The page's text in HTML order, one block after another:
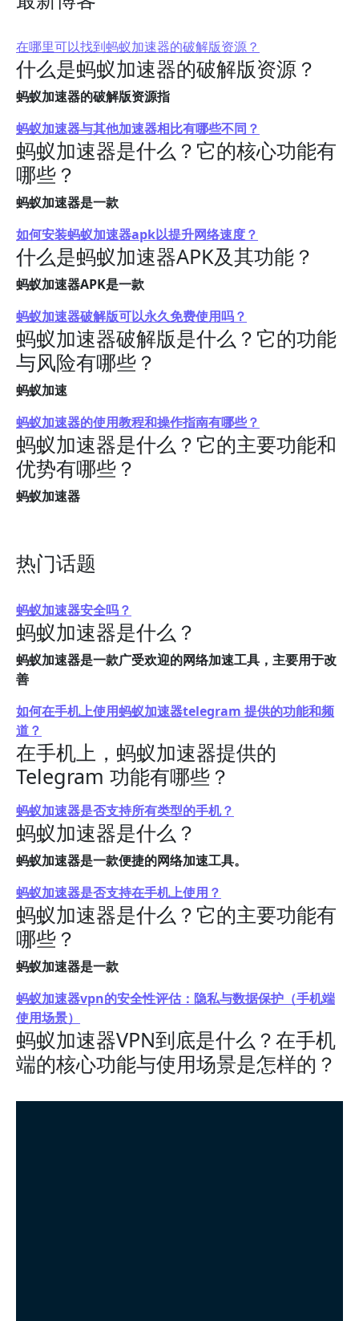
在哪里可以找到蚂蚁加速器的破解版资源？
什么是蚂蚁加速器的破解版资源？
蚂蚁加速器的破解版资源指
蚂蚁加速器与其他加速器相比有哪些不同？
蚂蚁加速器是什么？它的核心功能有
哪些？
蚂蚁加速器是一款
如何安装蚂蚁加速器apk以提升网络速度？
什么是蚂蚁加速器APK及其功能？
蚂蚁加速器APK是一款
蚂蚁加速器破解版可以永久免费使用吗？
蚂蚁加速器破解版是什么？它的功能
与风险有哪些？
蚂蚁加速
蚂蚁加速器的使用教程和操作指南有哪些？
蚂蚁加速器是什么？它的主要功能和
优势有哪些？
蚂蚁加速器
热门话题
蚂蚁加速器安全吗？
蚂蚁加速器是什么？
蚂蚁加速器是一款广受欢迎的网络加速工具，主要用于改
善
如何在手机上使用蚂蚁加速器telegram 提供的功能和频
道？
在手机上，蚂蚁加速器提供的
Telegram 功能有哪些？
蚂蚁加速器是否支持所有类型的手机？
蚂蚁加速器是什么？
蚂蚁加速器是一款便捷的网络加速工具。
蚂蚁加速器是否支持在手机上使用？
蚂蚁加速器是什么？它的主要功能有
哪些？
蚂蚁加速器是一款
蚂蚁加速器vpn的安全性评估：隐私与数据保护（手机端
使用场景）
蚂蚁加速器VPN到底是什么？在手机
端的核心功能与使用场景是怎样的？